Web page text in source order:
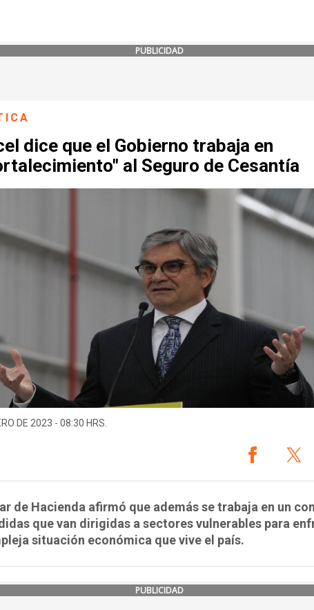
PUBLICIDAD
dice que el Gobierno trabaja en
al Seguro de Cesantía
DE 2023 - 08:30 HRS.
de Hacienda afirmó que además se trabaja en un
que van dirigidas a sectores vulnerables para
situación económica que vive el país.
PUBLICIDAD